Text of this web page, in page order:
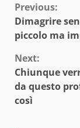
Continue
Reading
Previous:
Dimagrire
piccolo ma
Next:
Chiunque
da questo
così